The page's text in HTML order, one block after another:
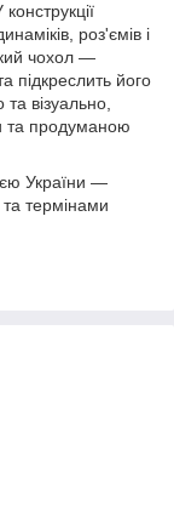
роз'ємів і
чохол —
підкреслить його
візуально,
та продуманою
України —
термінами